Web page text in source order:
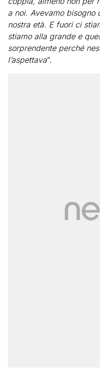
a noi. Avevamo
nostra età. E fuori ci
stiamo alla grande e
sorprendente perché
l’aspettava“.